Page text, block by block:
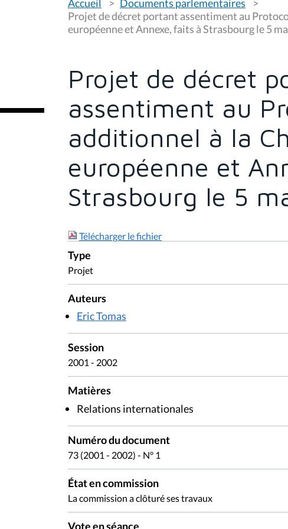
o
u
s
ê
:
Accueil
Documents parlementaires
Projet de décret portant assentiment au
européenne et Annexe, faits à Strasbourg le 5
Projet de décret
assentiment au
additionnel à la
européenne et
Strasbourg le 5
Télécharger le fichier
Type
Projet
Auteurs
Eric Tomas
Session
2001 - 2002
Matières
Relations internationales
Numéro du document
73 (2001 - 2002) - N° 1
État en commission
La commission a clôturé ses travaux
Vote en séance